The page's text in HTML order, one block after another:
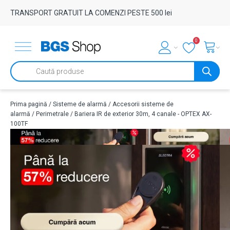
TRANSPORT GRATUIT LA COMENZI PESTE 500 lei
0
Products
search
Prima pagină / Sisteme de alarmă / Accesorii sisteme de
alarmă / Perimetrale / Bariera IR de exterior 30m, 4 canale - OPTEX AX-
100TF